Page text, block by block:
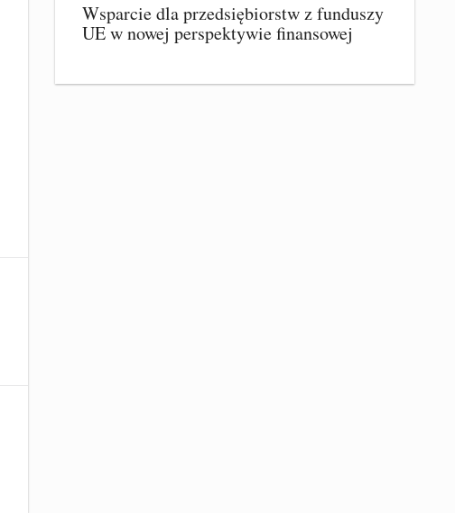
Wsparcie dla przedsiębiorstw z funduszy
UE w nowej perspektywie finansowej